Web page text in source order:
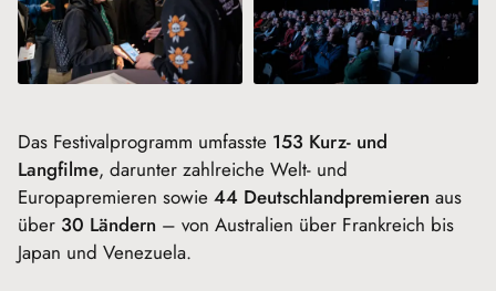
Das Festivalprogramm umfasste 153 Kurz- und
Langfilme, darunter zahlreiche Welt- und
Europapremieren sowie 44 Deutschlandpremieren aus
über 30 Ländern – von Australien über Frankreich bis
Japan und Venezuela.